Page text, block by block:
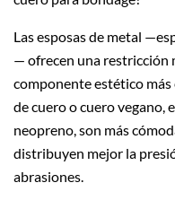
Las esposas de metal
— ofrecen una restricción
componente estético
de cuero o cuero vegano,
neopreno, son más
distribuyen mejor la
abrasiones.